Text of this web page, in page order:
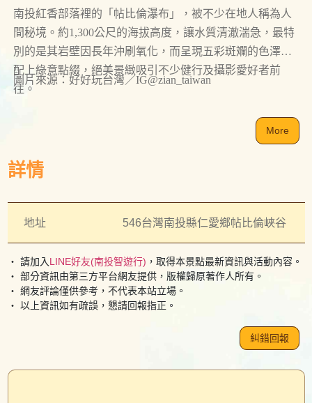
南投紅香部落裡的「帖比倫瀑布」，被不少在地人稱為人
間秘境。約1,300公尺的海拔高度，讓水質清澈湍急，最特
別的是其岩壁因長年沖刷氧化，而呈現五彩斑斕的色澤，
配上綠意點綴，絕美景緻吸引不少健行及攝影愛好者前
往。
圖片來源：好好玩台灣／IG@zian_taiwan
More
詳情
地址 546台灣南投縣仁愛鄉帖比倫峽谷
・ 請加入LINE好友(南投智遊行) ，取得本景點最新資訊與活動內容。
・ 部分資訊由第三方平台網友提供，版權歸原著作人所有。
・ 網友評論僅供參考，不代表本站立場。
・ 以上資訊如有疏誤，懇請回報指正。
糾錯回報